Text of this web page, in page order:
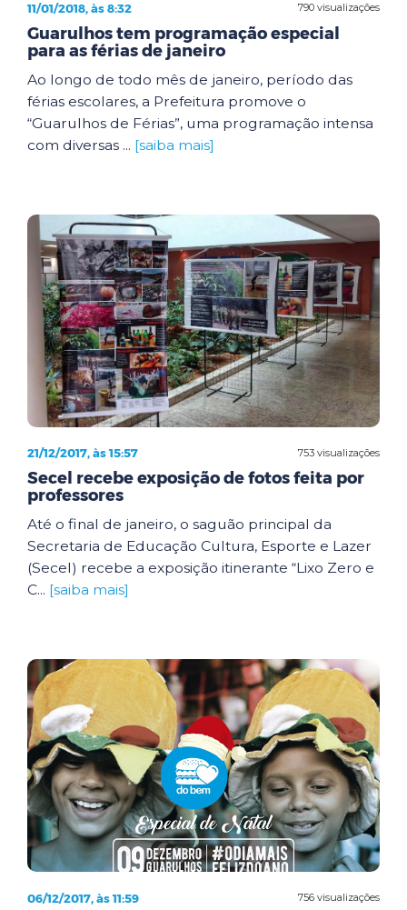
790 visualizações
11/01/2018, às 8:32
Guarulhos tem programação especial
para as férias de janeiro
Ao longo de todo mês de janeiro, período das
férias escolares, a Prefeitura promove o
“Guarulhos de Férias”, uma programação intensa
com diversas ... [saiba mais]
753 visualizações
21/12/2017, às 15:57
Secel recebe exposição de fotos feita por
professores
Até o final de janeiro, o saguão principal da
Secretaria de Educação Cultura, Esporte e Lazer
(Secel) recebe a exposição itinerante “Lixo Zero e
C... [saiba mais]
756 visualizações
06/12/2017, às 11:59